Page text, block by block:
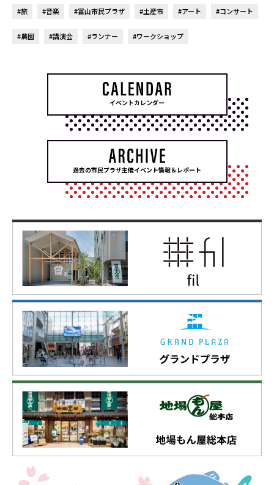
#旅 #音楽 #富山市民プラザ #土産市 #アート #コンサート
#農園 #講演会 #ランナー #ワークショップ
イベントカレンダー
過去の市民プラザ主催イベント情報＆レポート